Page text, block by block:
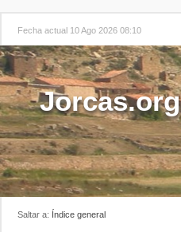
Fecha actual 10 Ago 2026 08:10
Jorcas.org
Saltar a: Índice general